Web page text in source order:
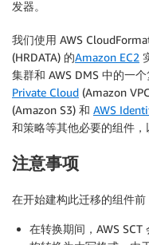
发器。
我们使用 AWS
(HRDATA) 的Amazon EC2
集群和 AWS DMS 中的一
Private Cloud (Amazon
(Amazon S3) 和 AWS
和策略等其他必要的组件，
注意事项
在开始建构此迁移的组件前
在转换期间，AWS